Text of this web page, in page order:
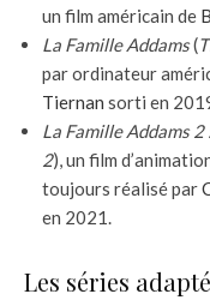
un film américain de
La Famille Addams(
par ordinateur
Tiernan sorti en
La Famille Addams 2
2), un film
toujours réalisé par
en 2021.
Les séries